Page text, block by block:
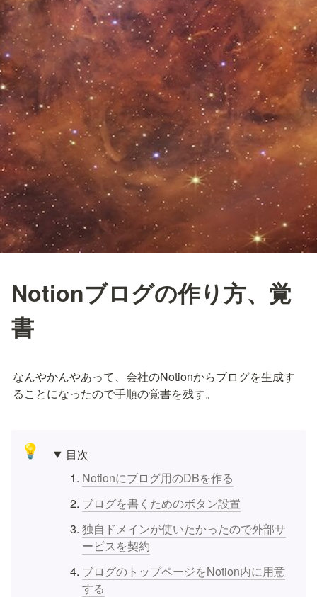
Notionブログの作り方、覚
書
なんやかんやあって、会社のNotionからブログを生成す
ることになったので手順の覚書を残す。
💡
目次
Notionにブログ用のDBを作る
ブログを書くためのボタン設置
独自ドメインが使いたかったので外部サ
ービスを契約
ブログのトップページをNotion内に用意
する